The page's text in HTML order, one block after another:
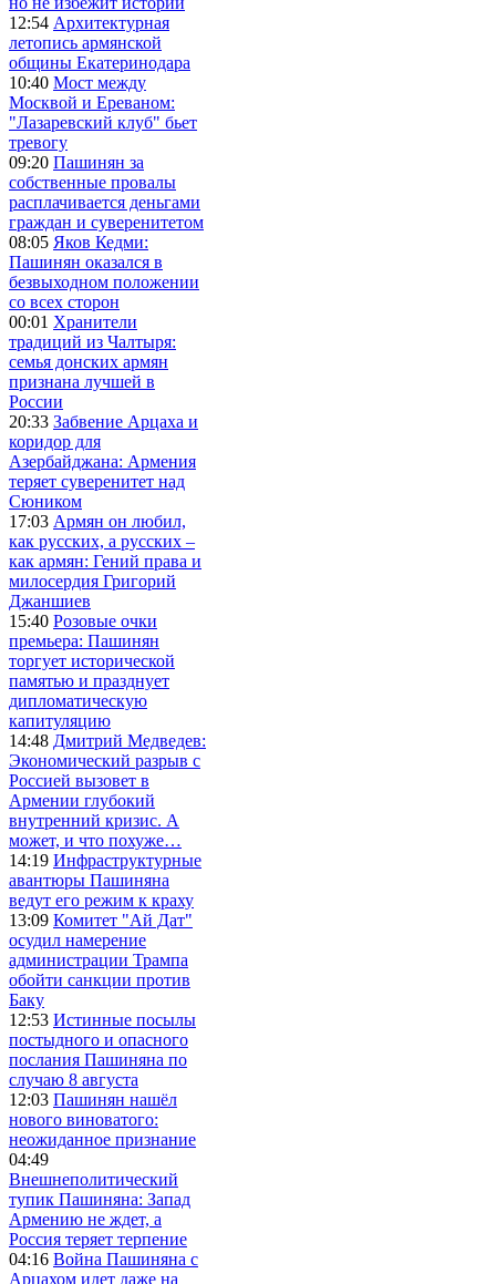
12:54 Архитектурная
летопись армянской
общины Екатеринодара
10:40 Мост между
Москвой и Ереваном:
"Лазаревский клуб" бьет
тревогу
09:20 Пашинян за
собственные провалы
расплачивается деньгами
граждан и суверенитетом
08:05 Яков Кедми:
Пашинян оказался в
безвыходном положении
со всех сторон
00:01 Хранители
традиций из Чалтыря:
семья донских армян
признана лучшей в
России
20:33 Забвение Арцаха и
коридор для
Азербайджана: Армения
теряет суверенитет над
Сюником
17:03 Армян он любил,
как русских, а русских –
как армян: Гений права и
милосердия Григорий
Джаншиев
15:40 Розовые очки
премьера: Пашинян
торгует исторической
памятью и празднует
дипломатическую
капитуляцию
14:48 Дмитрий Медведев:
Экономический разрыв с
Россией вызовет в
Армении глубокий
внутренний кризис. А
может, и что похуже…
14:19 Инфраструктурные
авантюры Пашиняна
ведут его режим к краху
13:09 Комитет "Ай Дат"
осудил намерение
администрации Трампа
обойти санкции против
Баку
12:53 Истинные посылы
постыдного и опасного
послания Пашиняна по
случаю 8 августа
12:03 Пашинян нашёл
нового виноватого:
неожиданное признание
04:49
Внешнеполитический
тупик Пашиняна: Запад
Армению не ждет, а
Россия теряет терпение
04:16 Война Пашиняна с
Арцахом идет даже на